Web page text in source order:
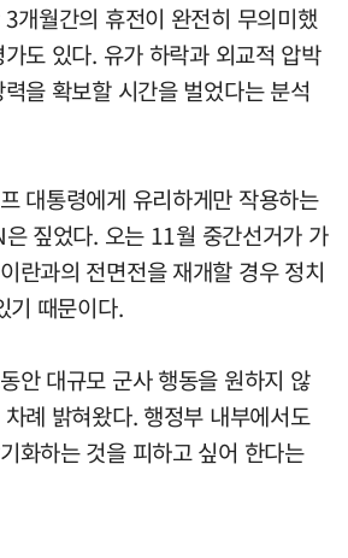
개월간의 휴전이 완전히 무의미했
도 있다. 유가 하락과 외교적 압박
을 확보할 시간을 벌었다는 분석
대통령에게 유리하게만 작용하는
짚었다. 오는 11월 중간선거가 가
란과의 전면전을 재개할 경우 정치
기 때문이다.
안 대규모 군사 행동을 원하지 않
례 밝혀왔다. 행정부 내부에서도
화하는 것을 피하고 싶어 한다는